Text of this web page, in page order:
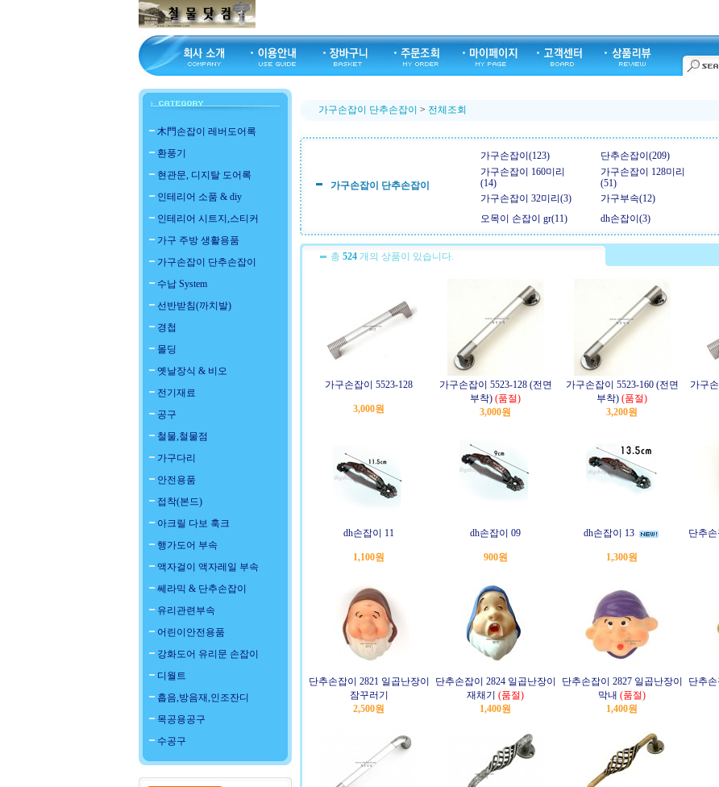
木門손잡이 레버도어록
환풍기
현관문, 디지탈 도어록
인테리어 소품 & diy
인테리어 시트지,스티커
가구 주방 생활용품
가구손잡이 단추손잡이
수납 System
선반받침(까치발)
경첩
몰딩
옛날장식 & 비오
전기재료
공구
철물,철물점
가구다리
안전용품
접착(본드)
아크릴 다보 훅크
행가도어 부속
액자걸이 액자레일 부속
쎄라믹 & 단추손잡이
유리관련부속
어린이안전용품
강화도어 유리문 손잡이
디월트
흡음,방음재,인조잔디
목공용공구
수공구
가구손잡이 단추손잡이 > 전체조회
가구손잡이 단추손잡이
가구손잡이(123) 단추손잡이(209)
가구손잡이 160미리
(14)
가구손잡이 128미리
(51)
가구손잡이 32미리(3)
가구부속(12)
오목이 손잡이 gr(11)
dh손잡이(3)
총 524 개의 상품이 있습니다.
가구손잡이 5523-128
3,000원
가구손잡이 5523-128 (전면
부착) (품절)
3,000원
가구손잡이 5523-160 (전면
부착) (품절)
3,200원
가구
dh손잡이 11
1,100원
dh손잡이 09
900원
dh손잡이 13
1,300원
단추손
단추손잡이 2821 일곱난장이
잠꾸러기
2,500원
단추손잡이 2824 일곱난장이
재채기 (품절)
1,400원
단추손잡이 2827 일곱난장이
막내 (품절)
1,400원
단추손